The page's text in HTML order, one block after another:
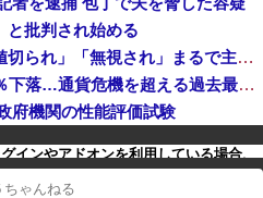
と批判され始める
屈辱のプーチン、習近平に「値切られ」「無視され」まるで主従関係…ロシアが中国の属国になりつつある！
【韓国株】 7月のKOSPI 28.9％下落…通貨危機を超える過去最大の下げ幅
府機関の性能評価試験
インやアドオンを利用している場合、
たり、サイト全体のレイアウトが崩れ
ちゃんねる